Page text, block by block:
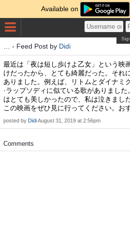
Available on
… - Feed Post by Didi
最近は「夜は短し歩けよ乙女」という映
けだったから、とても綺麗だった。それ
ありました。例えば、リトムとダイナミ
·ラップソディに似ている歌がありまし
はとても美しかったので、私は泣きまし
この映画をぜひ見に行ってください。お
posted by DidiAugust 31, 2019 at 2:56pm
Comments